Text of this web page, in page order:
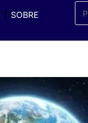
SOBRE